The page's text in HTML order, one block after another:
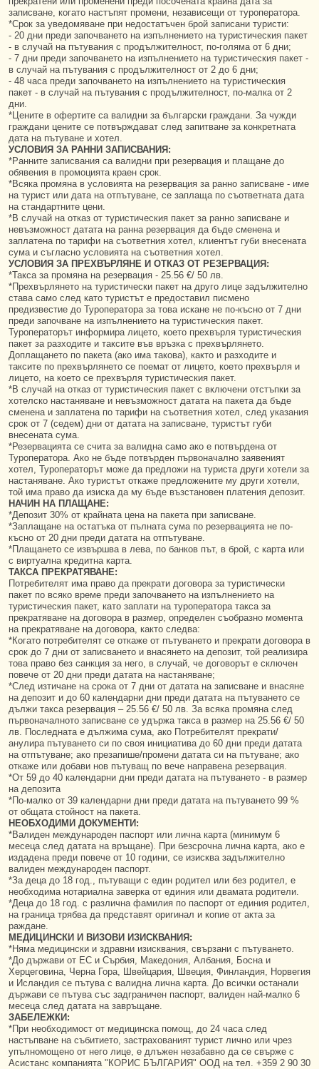
записване, когато настъпят промени, независещи от туроператора.
*Срок за уведомяване при недостатъчен брой записани туристи:
- 20 дни преди започването на изпълнението на туристическия пакет
- в случай на пътувания с продължителност, по-голяма от 6 дни;
- 7 дни преди започването на изпълнението на туристическия пакет -
в случай на пътувания с продължителност от 2 до 6 дни;
- 48 часа преди започването на изпълнението на туристическия
пакет - в случай на пътувания с продължителност, по-малка от 2
дни.
*Цените в офертите са валидни за български граждани. За чужди
граждани цените се потвърждават след запитване за конкретната
дата на пътуване и хотел.
УСЛОВИЯ ЗА РАННИ ЗАПИСВАНИЯ:
*Ранните записвания са валидни при резервация и плащане до
обявения в промоцията краен срок.
*Всяка промяна в условията на резервация за ранно записване - име
на турист или дата на отпътуване, се заплаща по съответната дата
на стандартните цени.
*В случай на отказ от туристическия пакет за ранно записване и
невъзможност датата на ранна резервация да бъде сменена и
заплатена по тарифи на съответния хотел, клиентът губи внесената
сума и съгласно условията на съответния хотел.
УСЛОВИЯ ЗА ПРЕХВЪРЛЯНЕ И ОТКАЗ ОТ РЕЗЕРВАЦИЯ:
*Такса за промяна на резервация - 25.56 €/ 50 лв.
*Прехвърлянето на туристически пакет на друго лице задължително
става само след като туристът е предоставил писмено
предизвестие до Туроператора за това искане не по-късно от 7 дни
преди започване на изпълнението на туристическия пакет.
Туроператорът информира лицето, което прехвърля туристическия
пакет за разходите и таксите във връзка с прехвърлянето.
Доплащането по пакета (ако има такова), както и разходите и
таксите по прехвърлянето се поемат от лицето, което прехвърля и
лицето, на което се прехвърля туристическия пакет.
*В случай на отказ от туристическия пакет с включени отстъпки за
хотелско настаняване и невъзможност датата на пакета да бъде
сменена и заплатена по тарифи на съответния хотел, след указания
срок от 7 (седем) дни от датата на записване, туристът губи
внесената сума.
*Резервацията се счита за валидна само ако е потвърдена от
Туроператора. Ако не бъде потвърден първоначално заявеният
хотел, Туроператорът може да предложи на туриста други хотели за
настаняване. Ако туристът откаже предложените му други хотели,
той има право да изиска да му бъде възстановен платения депозит.
НАЧИН НА ПЛАЩАНЕ:
*Депозит 30% от крайната цена на пакета при записване.
*Заплащане на остатъка от пълната сума по резервацията не по-
късно от 20 дни преди датата на отпътуване.
*Плащането се извършва в лева, по банков път, в брой, с карта или
с виртуална кредитна карта.
ТАКСА ПРЕКРАТЯВАНЕ:
Потребителят има право да прекрати договора за туристически
пакет по всяко време преди започването на изпълнението на
туристическия пакет, като заплати на туроператора такса за
прекратяване на договора в размер, определен съобразно момента
на прекратяване на договора, както следва:
*Когато потребителят се откаже от пътуването и прекрати договора в
срок до 7 дни от записването и внасянето на депозит, той реализира
това право без санкция за него, в случай, че договорът е сключен
повече от 20 дни преди датата на настаняване;
*След изтичане на срока от 7 дни от датата на записване и внасяне
на депозит и до 60 календарни дни преди датата на пътуването се
дължи такса резервация – 25.56 €/ 50 лв. За всяка промяна след
първоначалното записване се удържа такса в размер на 25.56 €/ 50
лв. Последната е дължима сума, ако Потребителят прекрати/
анулира пътуването си по своя инициатива до 60 дни преди датата
на отпътуване; ако презапише/промени датата си на пътуване; ако
откаже или добави нов пътуващ по вече направена резервация.
*От 59 до 40 календарни дни преди датата на пътуването - в размер
на депозита
*По-малко от 39 календарни дни преди датата на пътуването 99 %
от общата стойност на пакета.
НЕОБХОДИМИ ДОКУМЕНТИ:
*Валиден международен паспорт или лична карта (минимум 6
месеца след датата на връщане). При безсрочна лична карта, ако е
издадена преди повече от 10 години, се изисква задължително
валиден международен паспорт.
*За деца до 18 год., пътуващи с един родител или без родител, е
необходима нотариална заверка от единия или двамата родители.
*Деца до 18 год. с различна фамилия по паспорт от единия родител,
на граница трябва да представят оригинал и копие от акта за
раждане.
МЕДИЦИНСКИ И ВИЗОВИ ИЗИСКВАНИЯ:
*Няма медицински и здравни изисквания, свързани с пътуването.
*До държави от ЕС и Сърбия, Македония, Албания, Босна и
Херцеговина, Черна Гора, Швейцария, Швеция, Финландия, Норвегия
и Исландия се пътува с валидна лична карта. До всички останали
държави се пътува със задграничен паспорт, валиден най-малко 6
месеца след датата на завръщане.
ЗАБЕЛЕЖКИ:
*При необходимост от медицинска помощ, до 24 часа след
настъпване на събитието, застрахованият турист лично или чрез
упълномощено от него лице, е длъжен незабавно да се свърже с
Асистанс компанията "КОРИС БЪЛГАРИЯ" ООД на тел. +359 2 90 30